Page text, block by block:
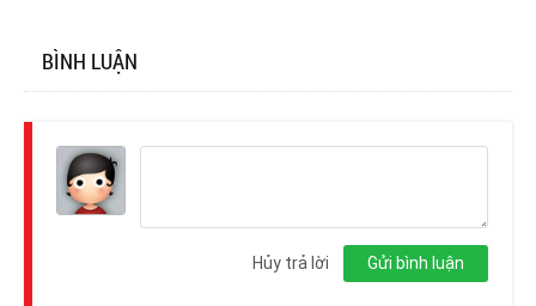
BÌNH LUẬN
Gửi bình luận
Hủy trả lời